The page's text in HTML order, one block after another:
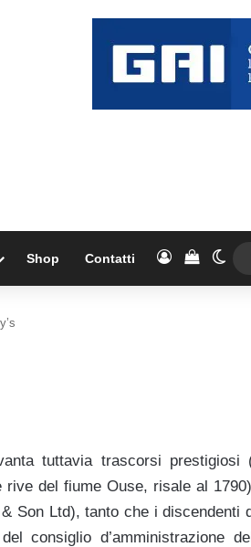
Shop Contatti AccediVedi il
tuttavia trascorsi prestigiosi
rive del fiume Ouse, risale al
Son Ltd), tanto che i discendenti
consiglio d’amministrazione